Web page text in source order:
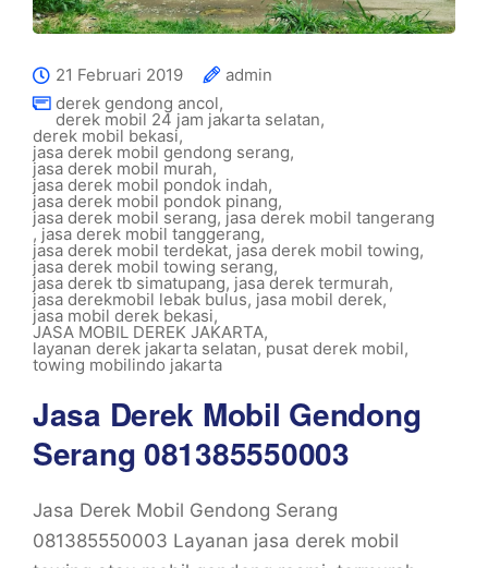
21 Februari 2019
admin
derek gendong ancol,
derek mobil 24 jam jakarta selatan,
derek mobil bekasi,
jasa derek mobil gendong serang,
jasa derek mobil murah,
jasa derek mobil pondok indah,
jasa derek mobil pondok pinang,
jasa derek mobil serang, jasa derek mobil tangerang
, jasa derek mobil tanggerang,
jasa derek mobil terdekat, jasa derek mobil towing,
jasa derek mobil towing serang,
jasa derek tb simatupang, jasa derek termurah,
jasa derekmobil lebak bulus, jasa mobil derek,
jasa mobil derek bekasi,
JASA MOBIL DEREK JAKARTA,
layanan derek jakarta selatan, pusat derek mobil,
towing mobilindo jakarta
Jasa Derek Mobil Gendong
Serang 081385550003
Jasa Derek Mobil Gendong Serang
081385550003 Layanan jasa derek mobil